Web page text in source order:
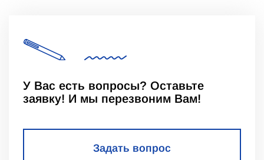
У Вас есть вопросы? Оставьте
заявку! И мы перезвоним Вам!
Задать вопрос